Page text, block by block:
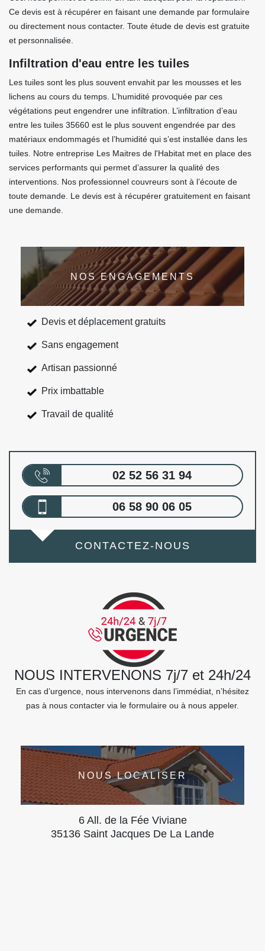
Ce devis est à récupérer en faisant une demande par formulaire
ou directement nous contacter. Toute étude de devis est gratuite
et personnalisée.
Infiltration d'eau entre les tuiles
Les tuiles sont les plus souvent envahit par les mousses et les
lichens au cours du temps. L’humidité provoquée par ces
végétations peut engendrer une infiltration. L’infiltration d’eau
entre les tuiles 35660 est le plus souvent engendrée par des
matériaux endommagés et l’humidité qui s’est installée dans les
tuiles. Notre entreprise Les Maitres de l'Habitat met en place des
services performants qui permet d’assurer la qualité des
interventions. Nos professionnel couvreurs sont à l’écoute de
toute demande. Le devis est à récupérer gratuitement en faisant
une demande.
NOS ENGAGEMENTS
Devis et déplacement gratuits
Sans engagement
Artisan passionné
Prix imbattable
Travail de qualité
02 52 56 31 94
06 58 90 06 05
CONTACTEZ-NOUS
NOUS INTERVENONS 7j/7 et 24h/24
En cas d’urgence, nous intervenons dans l’immédiat, n’hésitez
pas à nous contacter via le formulaire ou à nous appeler.
NOUS LOCALISER
6 All. de la Fée Viviane
35136 Saint Jacques De La Lande